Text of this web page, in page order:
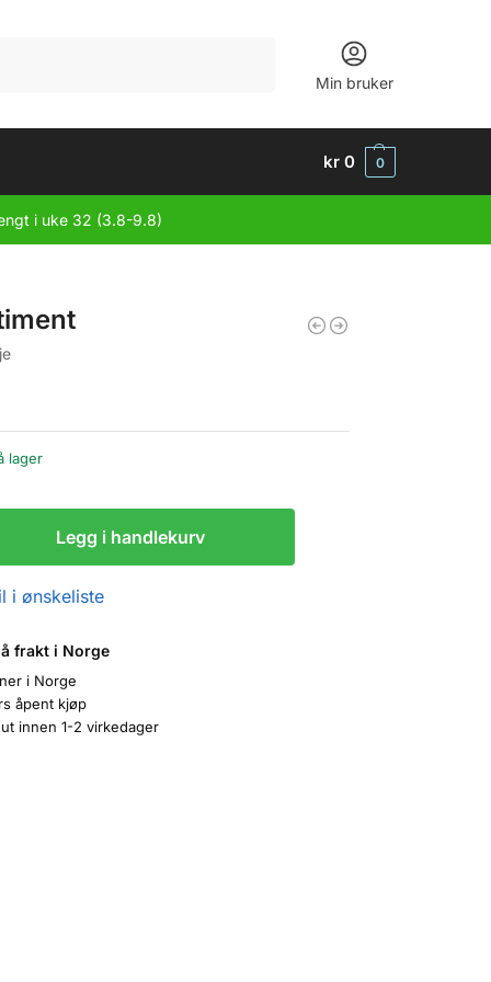
Min bruker
kr 0 0
i uke 32 (3.8-9.8)
lager
Legg i handlekurv
i ønskeliste
frakt i Norge
i Norge
åpent kjøp
innen 1-2 virkedager